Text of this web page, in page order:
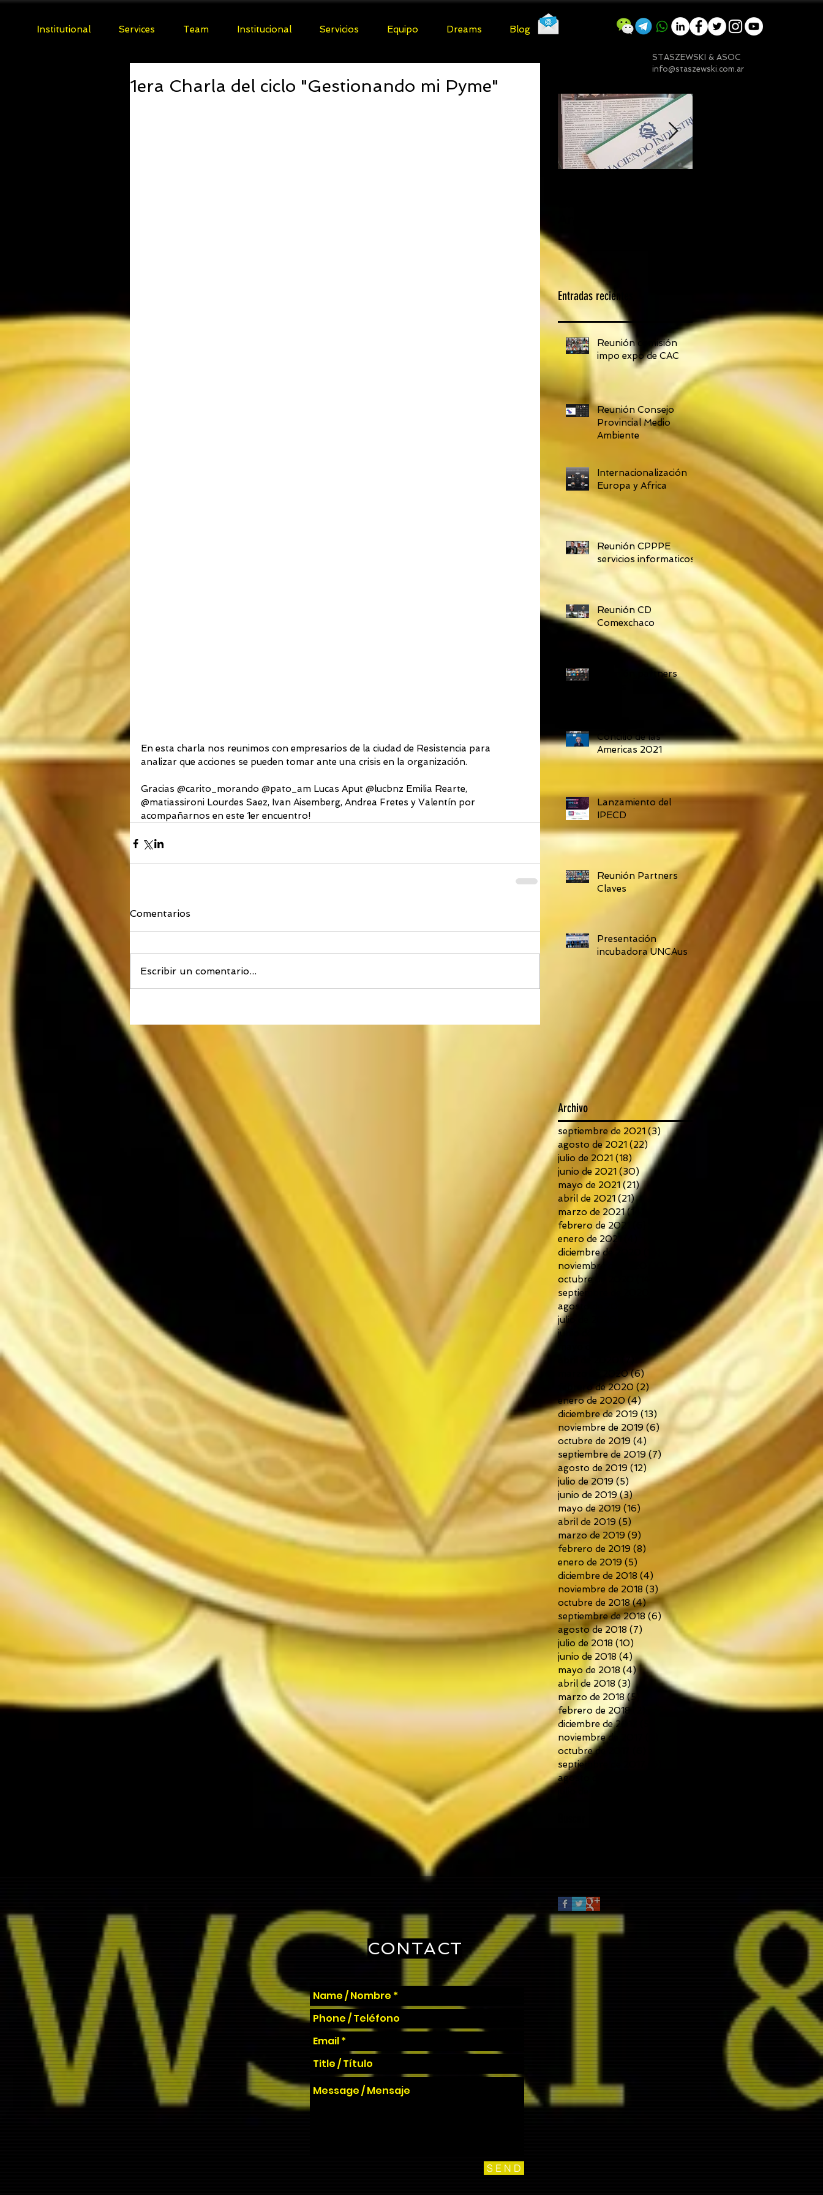
Institutional Services Team Institucional Servicios Equipo Dreams Blog
STASZEWSKI & ASOC
info@staszewski.com.ar
1era Charla del ciclo "Gestionando mi Pyme"
En esta charla nos reunimos con empresarios de la ciudad de Resistencia para
analizar que acciones se pueden tomar ante una crisis en la organización.
Gracias @carito_morando @pato_am Lucas Aput @lucbnz Emilia Rearte,
@matiassironi Lourdes Saez, Ivan Aisemberg, Andrea Fretes y Valentín por
acompañarnos en este 1er encuentro!
Comentarios
Escribir un comentario...
Entradas recientes
Reunión comisión
impo expo de CAC
Reunión Consejo
Provincial Medio
Ambiente
Internacionalización
Europa y Africa
Reunión CPPPE
servicios informaticos
Reunión CD
Comexchaco
Reunión partners
Concilio de las
Americas 2021
Lanzamiento del
IPECD
Reunión Partners
Claves
Presentación
incubadora UNCAus
Archivo
septiembre de 2021 (3) 3 entradas
agosto de 2021 (22)22 entradas
julio de 2021 (18)18 entradas
junio de 2021 (30) 30 entradas
mayo de 2021 (21)21 entradas
abril de 2021 (21)21 entradas
marzo de 2021 (14)
febrero de 2021
enero de 2021
diciembre de 2020
noviembre de 2020
octubre de 2020
septiembre de 2020
agosto de 2020
julio de 2020
junio de 2020
18 entradas
13 entradas
7 entradas
marzo de 2020 (6) 6 entradas
febrero de 2020 (2)2 entradas
enero de 2020 (4)4 entradas
diciembre de 2019 (13)
noviembre de 2019 (6) 6 entradas
octubre de 2019 (4)
septiembre de 2019 (7)7 entradas
agosto de 2019 (12)12 entradas
julio de 2019 (5) 5 entradas
junio de 2019 (3)3 entradas
mayo de 2019 (16)
abril de 2019 (5)
marzo de 2019 (9)
febrero de 2019 (8)
enero de 2019 (5)
diciembre de 2018 (4) 4 entradas
noviembre de 2018 (3) 3 entradas
octubre de 2018 (4)4 entradas
septiembre de 2018 (6)6 entradas
agosto de 2018 (7) 7 entradas
julio de 2018 (10) 10 entradas
junio de 2018 (4)4 entradas
mayo de 2018 (4) 4 entradas
abril de 2018 (3)3 entradas
marzo de 2018 (5)
5 entradas
febrero de 2018
diciembre de 2017
noviembre de 2017
octubre de 2017
septiembre de 2017
agosto de 2017
CONTACT
S E N D